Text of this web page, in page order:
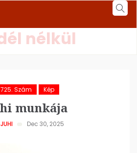
nélkül
725. Szám Kép
munkája
JUHI Dec 30, 2025